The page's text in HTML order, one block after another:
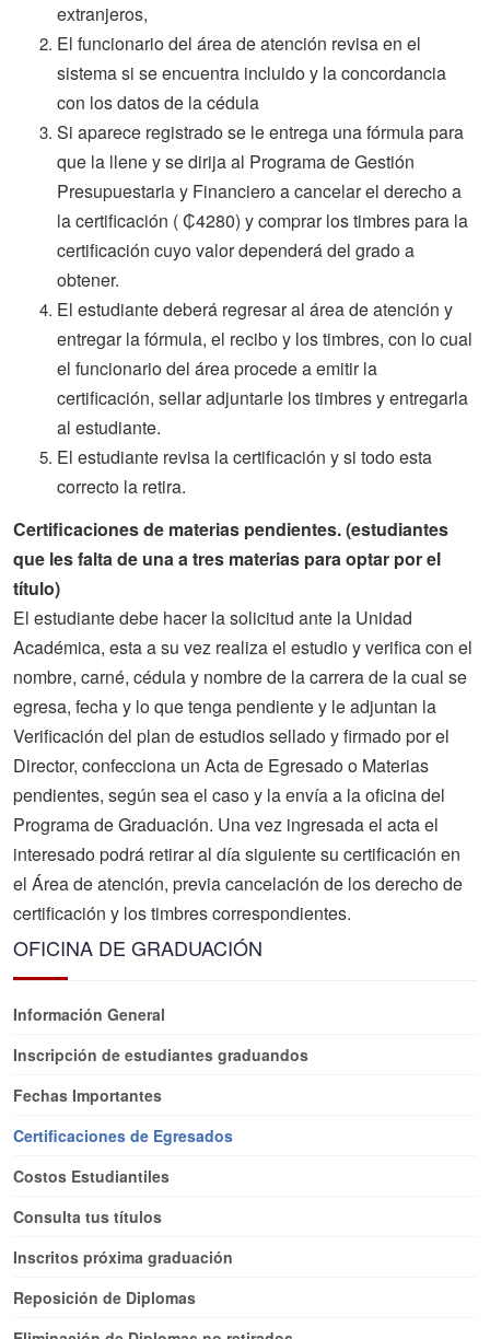
extranjeros,
El funcionario del área de atención revisa en el
sistema si se encuentra incluido y la concordancia
con los datos de la cédula
Si aparece registrado se le entrega una fórmula para
que la llene y se dirija al Programa de Gestión
Presupuestaria y Financiero a cancelar el derecho a
la certificación ( ₵4280) y comprar los timbres para la
certificación cuyo valor dependerá del grado a
obtener.
El estudiante deberá regresar al área de atención y
entregar la fórmula, el recibo y los timbres, con lo cual
el funcionario del área procede a emitir la
certificación, sellar adjuntarle los timbres y entregarla
al estudiante.
El estudiante revisa la certificación y si todo esta
correcto la retira.
Certificaciones de materias pendientes. (estudiantes
que les falta de una a tres materias para optar por el
título)
El estudiante debe hacer la solicitud ante la Unidad
Académica, esta a su vez realiza el estudio y verifica con el
nombre, carné, cédula y nombre de la carrera de la cual se
egresa, fecha y lo que tenga pendiente y le adjuntan la
Verificación del plan de estudios sellado y firmado por el
Director, confecciona un Acta de Egresado o Materias
pendientes, según sea el caso y la envía a la oficina del
Programa de Graduación. Una vez ingresada el acta el
interesado podrá retirar al día siguiente su certificación en
el Área de atención, previa cancelación de los derecho de
certificación y los timbres correspondientes.
OFICINA DE GRADUACIÓN
Información General
Inscripción de estudiantes graduandos
Fechas Importantes
Certificaciones de Egresados
Costos Estudiantiles
Consulta tus títulos
Inscritos próxima graduación
Reposición de Diplomas